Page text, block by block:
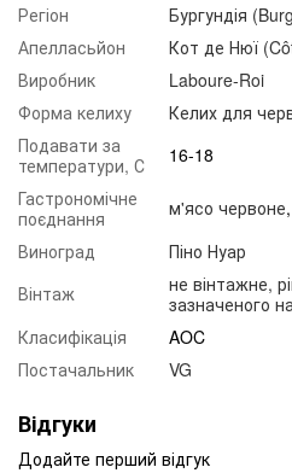
Регіон
Бургундія
Апелласьйон
Кот де Нюї
Виробник
Laboure-Roi
Форма келиху
Келих для
Подавати за
температури, С
16-18
Гастрономічне
поєднання
м'ясо червоне,
Виноград
Піно Нуар
Вінтаж
не вінтажне,
зазначеного
Класифікація
AOC
Постачальник
VG
Відгуки
Додайте перший відгук